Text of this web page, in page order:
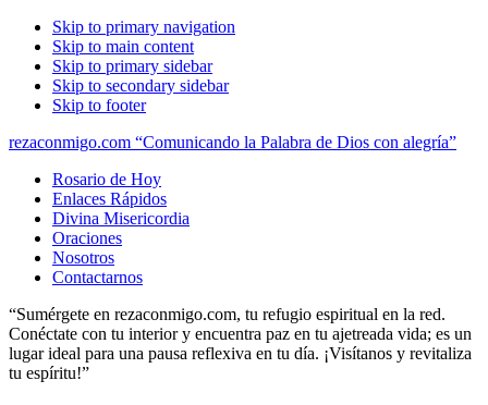
Skip to primary navigation
Skip to main content
Skip to primary sidebar
Skip to secondary sidebar
Skip to footer
rezaconmigo.com “Comunicando la Palabra de Dios con alegría”
Rosario de Hoy
Enlaces Rápidos
Divina Misericordia
Oraciones
Nosotros
Contactarnos
“Sumérgete en rezaconmigo.com, tu refugio espiritual en la red.
Conéctate con tu interior y encuentra paz en tu ajetreada vida; es un
lugar ideal para una pausa reflexiva en tu día. ¡Visítanos y revitaliza
tu espíritu!”